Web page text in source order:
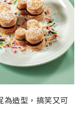
為造型，搞笑又可